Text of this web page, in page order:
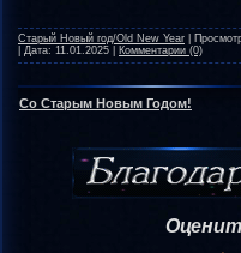
Старый Новый год/Old New Year
Дата: 11.01.2025 Комментарии (0)
Со Старым Новым Годом!